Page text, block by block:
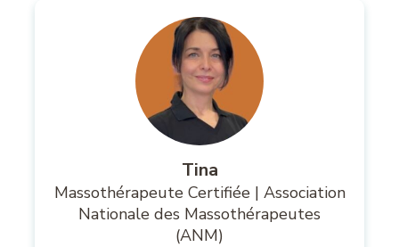
Tina
Massothérapeute Certifiée | Association
Nationale des Massothérapeutes
(ANM)